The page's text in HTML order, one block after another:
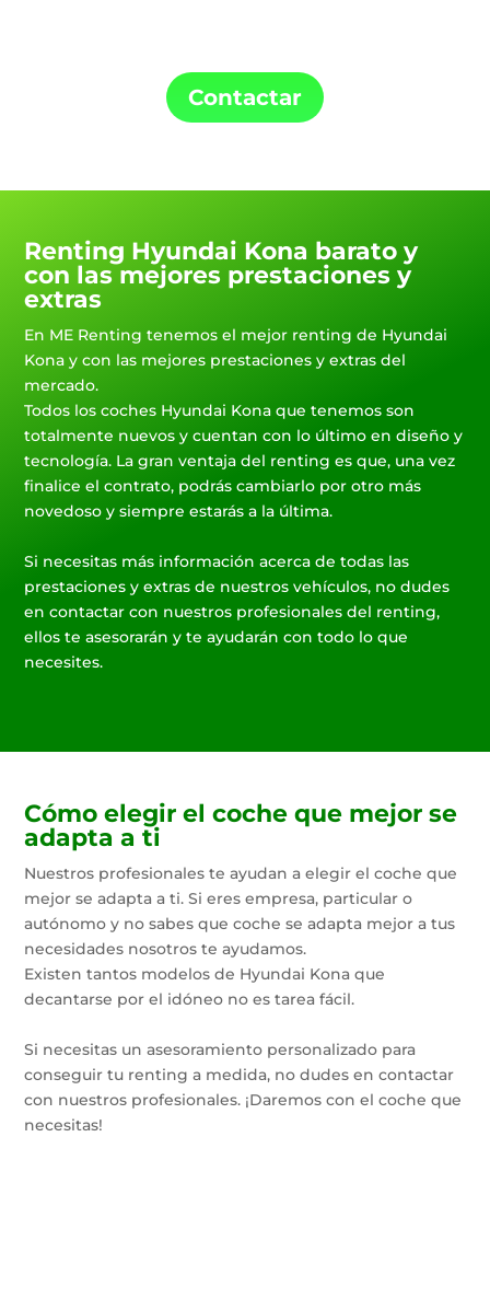
Contactar
Renting Hyundai Kona barato y
con las mejores prestaciones y
extras
En ME Renting tenemos el mejor renting de Hyundai
Kona y con las mejores prestaciones y extras del
mercado.
Todos los coches Hyundai Kona que tenemos son
totalmente nuevos y cuentan con lo último en diseño y
tecnología. La gran ventaja del renting es que, una vez
finalice el contrato, podrás cambiarlo por otro más
novedoso y siempre estarás a la última.
Si necesitas más información acerca de todas las
prestaciones y extras de nuestros vehículos, no dudes
en contactar con nuestros profesionales del renting,
ellos te asesorarán y te ayudarán con todo lo que
necesites.
Cómo elegir el coche que mejor se
adapta a ti
Nuestros profesionales te ayudan a elegir el coche que
mejor se adapta a ti. Si eres empresa, particular o
autónomo y no sabes que coche se adapta mejor a tus
necesidades nosotros te ayudamos.
Existen tantos modelos de Hyundai Kona que
decantarse por el idóneo no es tarea fácil.
Si necesitas un asesoramiento personalizado para
conseguir tu renting a medida, no dudes en contactar
con nuestros profesionales. ¡Daremos con el coche que
necesitas!